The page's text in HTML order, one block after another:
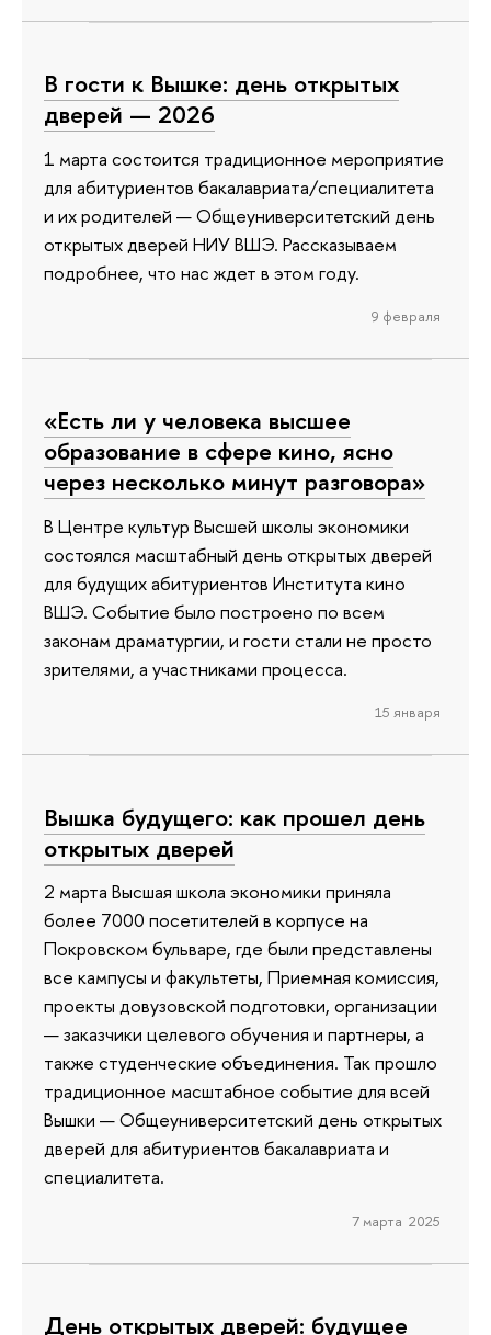
В гости к Вышке: день открытых
дверей — 2026
1 марта состоится традиционное мероприятие
для абитуриентов бакалавриата/специалитета
и их родителей — Общеуниверситетский день
открытых дверей НИУ ВШЭ. Рассказываем
подробнее, что нас ждет в этом году.
9 февраля
«Есть ли у человека высшее
образование в сфере кино, ясно
через несколько минут разговора»
В Центре культур Высшей школы экономики
состоялся масштабный день открытых дверей
для будущих абитуриентов Института кино
ВШЭ. Событие было построено по всем
законам драматургии, и гости стали не просто
зрителями, а участниками процесса.
15 января
Вышка будущего: как прошел день
открытых дверей
2 марта Высшая школа экономики приняла
более 7000 посетителей в корпусе на
Покровском бульваре, где были представлены
все кампусы и факультеты, Приемная комиссия,
проекты довузовской подготовки, организации
— заказчики целевого обучения и партнеры, а
также студенческие объединения. Так прошло
традиционное масштабное событие для всей
Вышки — Общеуниверситетский день открытых
дверей для абитуриентов бакалавриата и
специалитета.
7 марта 2025
День открытых дверей: будущее